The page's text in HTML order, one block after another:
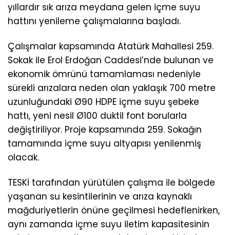
yıllardır sık arıza meydana gelen içme suyu
hattını yenileme çalışmalarına başladı.
Çalışmalar kapsamında Atatürk Mahallesi 259.
Sokak ile Erol Erdoğan Caddesi’nde bulunan ve
ekonomik ömrünü tamamlaması nedeniyle
sürekli arızalara neden olan yaklaşık 700 metre
uzunluğundaki Ø90 HDPE içme suyu şebeke
hattı, yeni nesil Ø100 duktil font borularla
değiştiriliyor. Proje kapsamında 259. Sokağın
tamamında içme suyu altyapısı yenilenmiş
olacak.
TESKİ tarafından yürütülen çalışma ile bölgede
yaşanan su kesintilerinin ve arıza kaynaklı
mağduriyetlerin önüne geçilmesi hedeflenirken,
aynı zamanda içme suyu iletim kapasitesinin